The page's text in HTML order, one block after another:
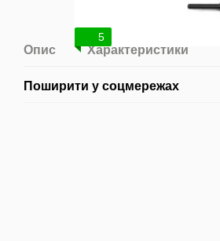
5
Опис Характеристики
Поширити у соцмережах